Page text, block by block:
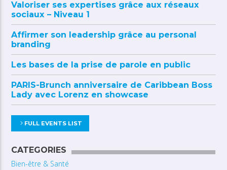
Valoriser ses expertises grâce aux réseaux
sociaux – Niveau 1
Affirmer son leadership grâce au personal
branding
Les bases de la prise de parole en public
PARIS-Brunch anniversaire de Caribbean Boss
Lady avec Lorenz en showcase
FULL EVENTS LIST
CATEGORIES
Bien-être & Santé